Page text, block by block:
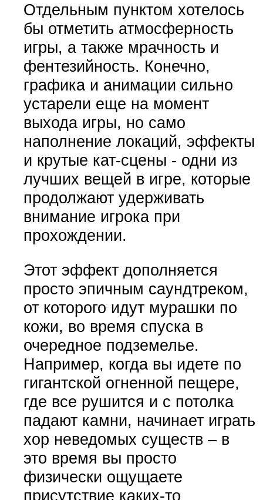
Отдельным пунктом хотелось
бы отметить атмосферность
игры, а также мрачность и
фентезийность. Конечно,
графика и анимации сильно
устарели еще на момент
выхода игры, но само
наполнение локаций, эффекты
и крутые кат-сцены - одни из
лучших вещей в игре, которые
продолжают удерживать
внимание игрока при
прохождении.
Этот эффект дополняется
просто эпичным саундтреком,
от которого идут мурашки по
кожи, во время спуска в
очередное подземелье.
Например, когда вы идете по
гигантской огненной пещере,
где все рушится и с потолка
падают камни, начинает играть
хор неведомых существ – в
это время вы просто
физически ощущаете
присутствие каких-то